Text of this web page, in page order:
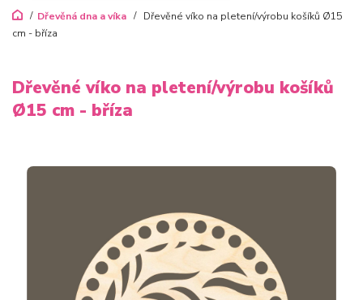
Dřevěná dna a víka
Dřevěné víko na pletení/výrobu košíků Ø15
cm - bříza
Dřevěné víko na pletení/výrobu košíků
Ø15 cm - bříza